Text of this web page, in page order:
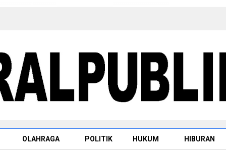
OLAHRAGA POLITIK HUKUM HIBURAN